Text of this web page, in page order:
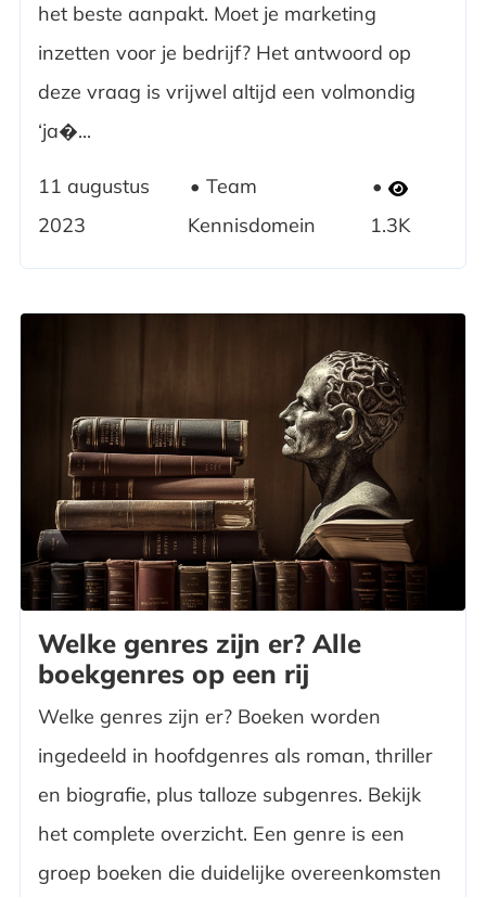
het beste aanpakt. Moet je marketing
inzetten voor je bedrijf? Het antwoord op
deze vraag is vrijwel altijd een volmondig
‘ja�...
11 augustus
2023
Team
Kennisdomein
1.3K
Welke genres zijn er? Alle
boekgenres op een rij
Welke genres zijn er? Boeken worden
ingedeeld in hoofdgenres als roman, thriller
en biografie, plus talloze subgenres. Bekijk
het complete overzicht. Een genre is een
groep boeken die duidelijke overeenkomsten